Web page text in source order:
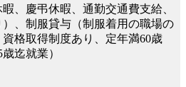
、慶弔休暇、通勤交通費支給、
、制服貸与（制服着用の職場の
格取得制度あり、定年満60歳
迄就業）